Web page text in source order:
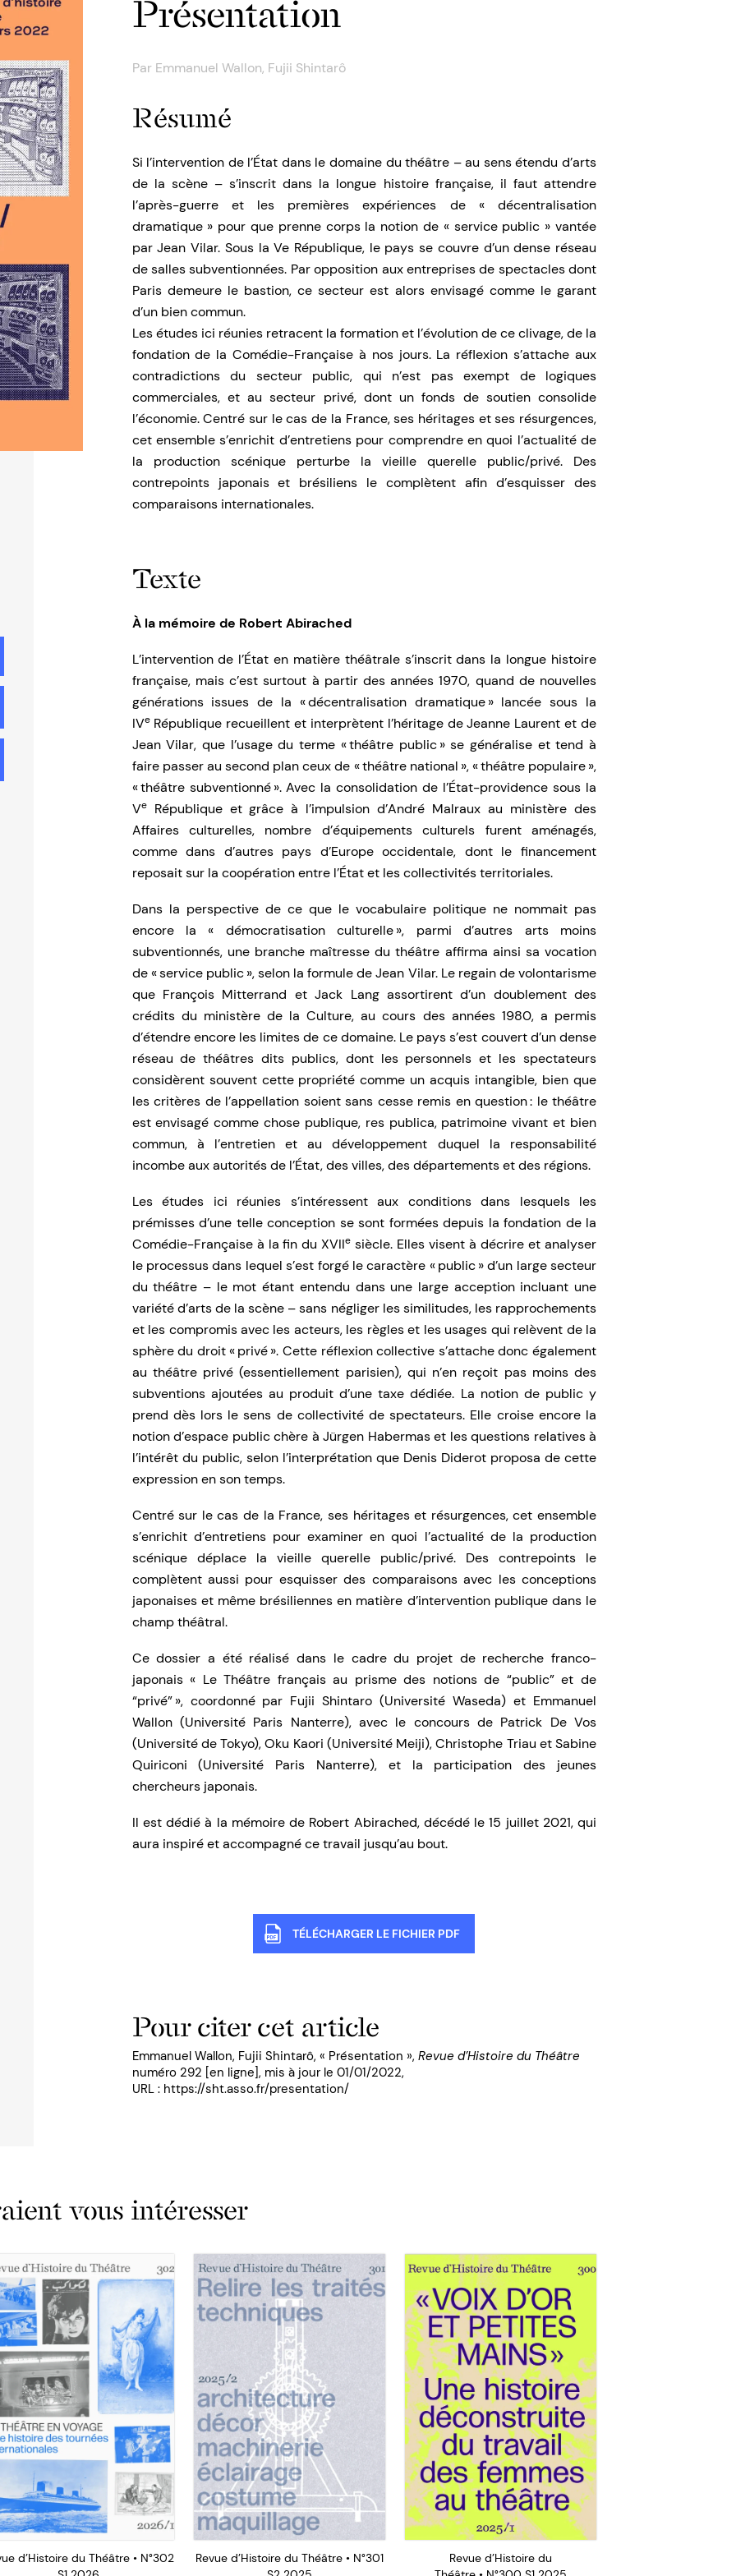
Présentation
Par Emmanuel Wallon, Fujii Shintarô
Résumé
Si l’intervention de l’État dans le domaine du théâtre – au sens étendu d’arts
de la scène – s’inscrit dans la longue histoire française, il faut attendre
l’après-guerre et les premières expériences de « décentralisation
dramatique » pour que prenne corps la notion de « service public » vantée
par Jean Vilar. Sous la Ve République, le pays se couvre d’un dense réseau
de salles subventionnées. Par opposition aux entreprises de spectacles dont
Paris demeure le bastion, ce secteur est alors envisagé comme le garant
d’un bien commun.
Les études ici réunies retracent la formation et l’évolution de ce clivage, de la
fondation de la Comédie-Française à nos jours. La réflexion s’attache aux
contradictions du secteur public, qui n’est pas exempt de logiques
commerciales, et au secteur privé, dont un fonds de soutien consolide
l’économie. Centré sur le cas de la France, ses héritages et ses résurgences,
cet ensemble s’enrichit d’entretiens pour comprendre en quoi l’actualité de
la production scénique perturbe la vieille querelle public/privé. Des
contrepoints japonais et brésiliens le complètent afin d’esquisser des
comparaisons internationales.
Texte
À la mémoire de Robert Abirached
L’intervention de l’État en matière théâtrale s’inscrit dans la longue histoire
française, mais c’est surtout à partir des années 1970, quand de nouvelles
générations issues de la « décentralisation dramatique » lancée sous la
IVeRépublique recueillent et interprètent l’héritage de Jeanne Laurent et de
Jean Vilar, que l’usage du terme « théâtre public » se généralise et tend à
faire passer au second plan ceux de « théâtre national », « théâtre populaire »,
« théâtre subventionné ». Avec la consolidation de l’État-providence sous la
VeRépublique et grâce à l’impulsion d’André Malraux au ministère des
Affaires culturelles, nombre d’équipements culturels furent aménagés,
comme dans d’autres pays d’Europe occidentale, dont le financement
reposait sur la coopération entre l’État et les collectivités territoriales.
Dans la perspective de ce que le vocabulaire politique ne nommait pas
encore la « démocratisation culturelle », parmi d’autres arts moins
subventionnés, une branche maîtresse du théâtre affirma ainsi sa vocation
de « service public », selon la formule de Jean Vilar. Le regain de volontarisme
que François Mitterrand et Jack Lang assortirent d’un doublement des
crédits du ministère de la Culture, au cours des années 1980, a permis
d’étendre encore les limites de ce domaine. Le pays s’est couvert d’un dense
réseau de théâtres dits publics, dont les personnels et les spectateurs
considèrent souvent cette propriété comme un acquis intangible, bien que
les critères de l’appellation soient sans cesse remis en question : le théâtre
est envisagé comme chose publique, res publica, patrimoine vivant et bien
commun, à l’entretien et au développement duquel la responsabilité
incombe aux autorités de l’État, des villes, des départements et des régions.
Les études ici réunies s’intéressent aux conditions dans lesquels les
prémisses d’une telle conception se sont formées depuis la fondation de la
Comédie-Française à la fin du XVIIe siècle. Elles visent à décrire et analyser
le processus dans lequel s’est forgé le caractère « public » d’un large secteur
du théâtre – le mot étant entendu dans une large acception incluant une
variété d’arts de la scène – sans négliger les similitudes, les rapprochements
et les compromis avec les acteurs, les règles et les usages qui relèvent de la
sphère du droit « privé ». Cette réflexion collective s’attache donc également
au théâtre privé (essentiellement parisien), qui n’en reçoit pas moins des
subventions ajoutées au produit d’une taxe dédiée. La notion de public y
prend dès lors le sens de collectivité de spectateurs. Elle croise encore la
notion d’espace public chère à Jürgen Habermas et les questions relatives à
l’intérêt du public, selon l’interprétation que Denis Diderot proposa de cette
expression en son temps.
Centré sur le cas de la France, ses héritages et résurgences, cet ensemble
s’enrichit d’entretiens pour examiner en quoi l’actualité de la production
scénique déplace la vieille querelle public/privé. Des contrepoints le
complètent aussi pour esquisser des comparaisons avec les conceptions
japonaises et même brésiliennes en matière d’intervention publique dans le
champ théâtral.
Ce dossier a été réalisé dans le cadre du projet de recherche franco-
japonais « Le Théâtre français au prisme des notions de “public” et de
“privé” », coordonné par Fujii Shintaro (Université Waseda) et Emmanuel
Wallon (Université Paris Nanterre), avec le concours de Patrick De Vos
(Université de Tokyo), Oku Kaori (Université Meiji), Christophe Triau et Sabine
Quiriconi (Université Paris Nanterre), et la participation des jeunes
chercheurs japonais.
Il est dédié à la mémoire de Robert Abirached, décédé le 15 juillet 2021, qui
aura inspiré et accompagné ce travail jusqu’au bout.
TÉLÉCHARGER LE FICHIER PDF
Pour citer cet article
Emmanuel Wallon, Fujii Shintarô, « Présentation », Revue d’Histoire du Théâtre
numéro 292 [en ligne], mis à jour le 01/01/2022,
URL : https://sht.asso.fr/presentation/
vous intéresser
d’Histoire du Théâtre • N°302
Revue d’Histoire du Théâtre • N°301
Revue d’Histoire du